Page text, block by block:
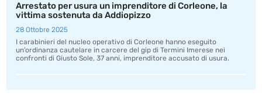
Arrestato per usura un imprenditore di Corleone, la
vittima sostenuta da Addiopizzo
28 Ottobre 2025
I carabinieri del nucleo operativo di Corleone hanno eseguito
un’ordinanza cautelare in carcere del gip di Termini Imerese nei
confronti di Giusto Sole, 37 anni, imprenditore accusato di usura.